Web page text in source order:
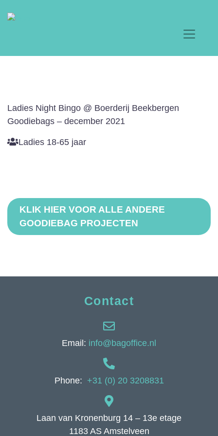
Ladies Night Bingo @ Boerderij Beekbergen
Goodiebags – december 2021
Ladies 18-65 jaar
KLIK HIER VOOR ALLE ANDERE
GOODIEBAG PROJECTEN
Contact
Email: info@bagoffice.nl
Phone: +31 (0) 20 3208831
Laan van Kronenburg 14 – 13e etage
1183 AS Amstelveen